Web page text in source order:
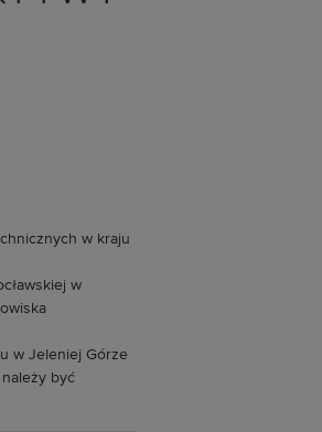
w kraju
w
w Jeleniej Górze
być